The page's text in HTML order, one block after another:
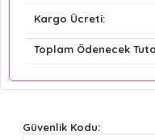
Kargo Ücreti:
Toplam Ödenecek
Güvenlik Kodu: